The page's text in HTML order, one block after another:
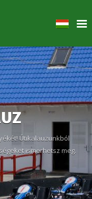
Útikalauzunkból
ismerhetsz meg.